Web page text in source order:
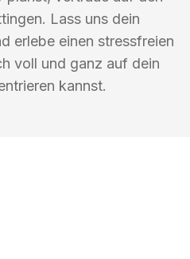
Lass uns dein
erlebe einen stressfreien
voll und ganz auf dein
kannst.